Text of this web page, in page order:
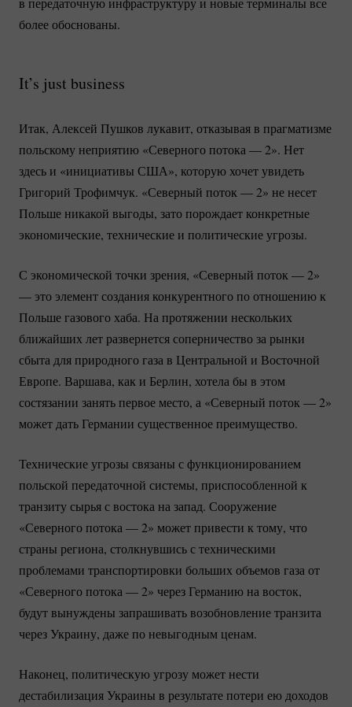
более обоснованы.
It’s just business
Итак, Алексей Пушков лукавит, отказывая в прагматизме
польскому неприятию «Северного потока — 2». Нет
здесь и «инициативы США», которую хочет увидеть
Григорий Трофимчук. «Северный поток — 2» не несет
Польше никакой выгоды, зато порождает конкретные
экономические, технические и политические угрозы.
С экономической точки зрения, «Северный поток — 2»
— это элемент создания конкурентного по отношению к
Польше газового хаба. На протяжении нескольких
ближайших лет развернется соперничество за рынки
сбыта для природного газа в Центральной и Восточной
Европе. Варшава, как и Берлин, хотела бы в этом
состязании занять первое место, а «Северный поток — 2»
может дать Германии существенное преимущество.
Технические угрозы связаны с функционированием
польской передаточной системы, приспособленной к
транзиту сырья с востока на запад. Сооружение
«Северного потока — 2» может привести к тому, что
страны региона, столкнувшись с техническими
проблемами транспортировки больших объемов газа от
«Северного потока — 2» через Германию на восток,
будут вынуждены запрашивать возобновление транзита
через Украину, даже по невыгодным ценам.
Наконец, политическую угрозу может нести
дестабилизация Украины в результате потери ею доходов